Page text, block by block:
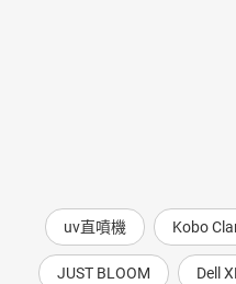
uv直噴機 Kobo
JUST BLOOM Dell